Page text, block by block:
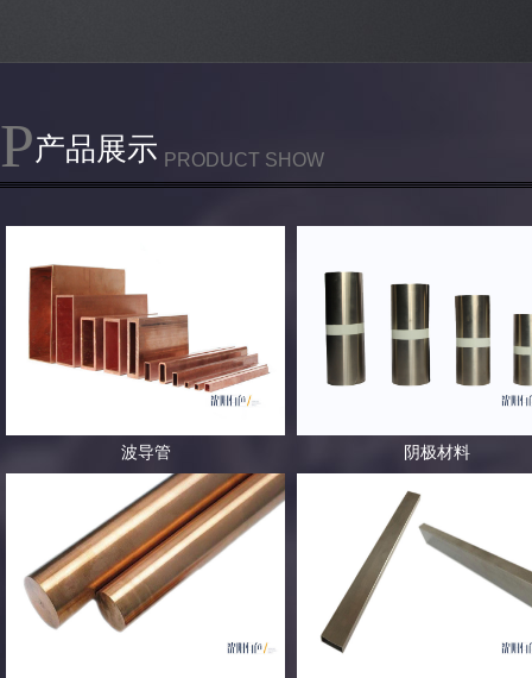
P产品展示 PRODUCT SHOW
波导管 阴极材料